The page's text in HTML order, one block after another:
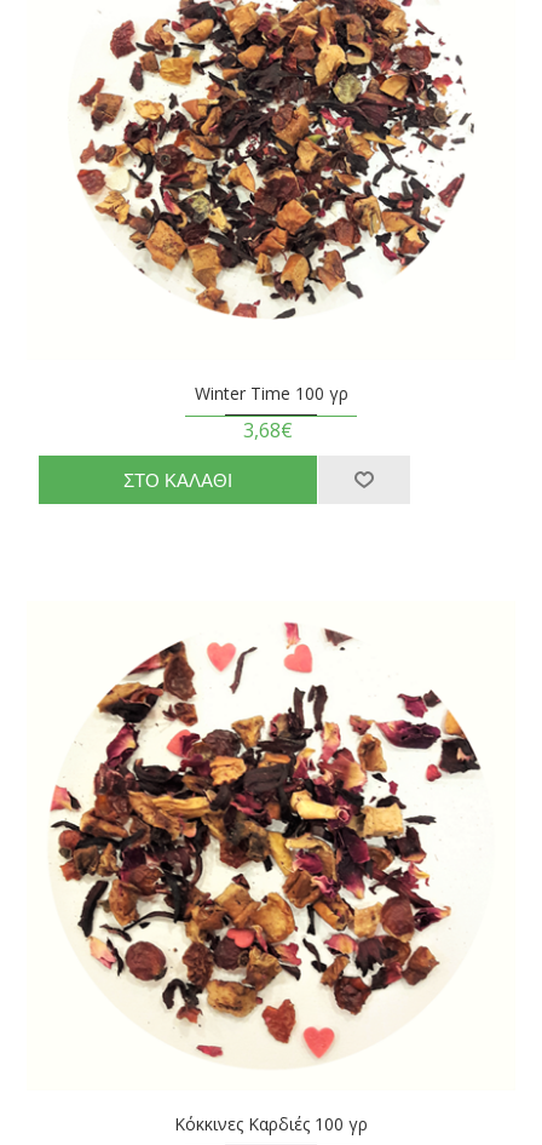
Winter Time 100 γρ
3,68€
Κόκκινες Καρδιές 100 γρ